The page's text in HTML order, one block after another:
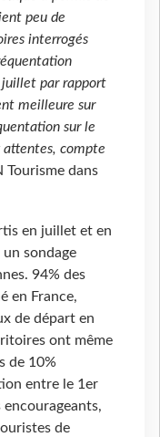
peu de
interrogés
juillet par rapport
meilleure sur
sur le
attentes, compte
Tourisme dans
en juillet et en
sondage
94% des
en France,
de départ en
ont même
de 10%
entre le 1er
de